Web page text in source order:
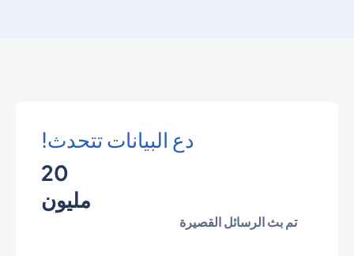
دع البيانات تتحدث!
20
مليون
تم بث الرسائل القصيرة